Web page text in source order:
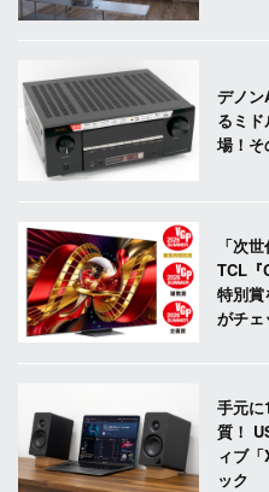
デノ
るミ
場！
「次
TCL『
特別
がチェ
手元
質！
ィブ
ック